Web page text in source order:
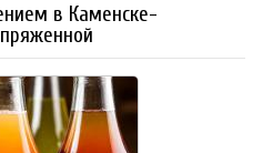
в Каменске-